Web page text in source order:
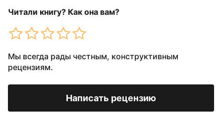
Читали книгу? Как она вам?
Мы всегда рады честным, конструктивным
рецензиям.
Написать рецензию